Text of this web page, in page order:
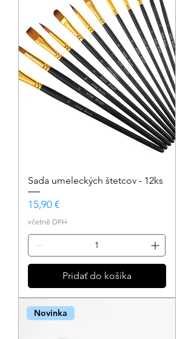
Sada umeleckých štetcov - 12ks
Cena
15,90 €
včetně DPH
Pridať do košíka
Novinka